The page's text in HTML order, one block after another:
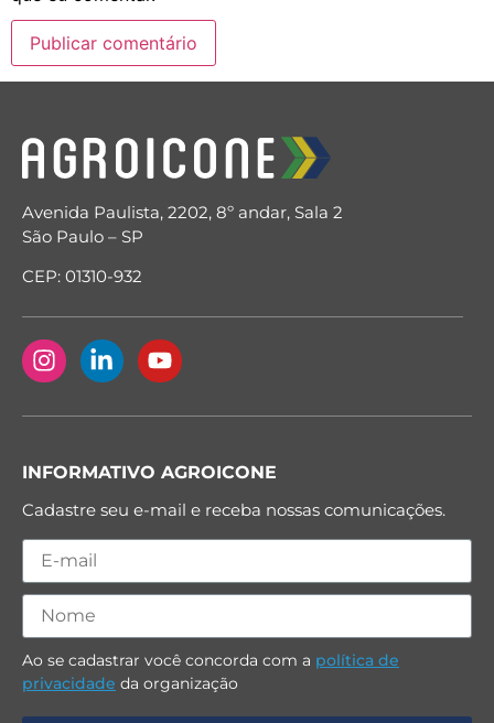
Avenida Paulista, 2202, 8º andar, Sala 2
São Paulo – SP
CEP: 01310-932
INFORMATIVO AGROICONE
Cadastre seu e-mail e receba nossas comunicações.
Ao se cadastrar você concorda com a política de
privacidade da organização